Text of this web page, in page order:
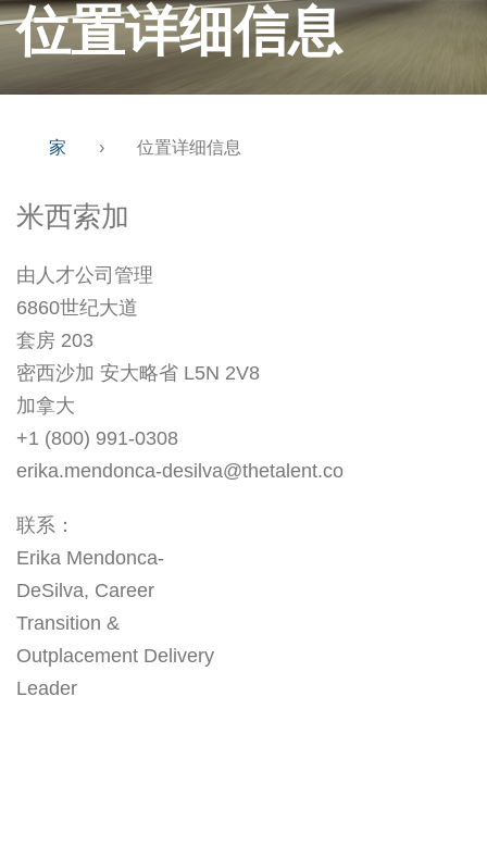
位置详细信息
家 › 位置详细信息
米西索加
由人才公司管理
6860世纪大道
套房 203
密西沙加 安大略省 L5N 2V8
加拿大
+1 (800) 991-0308
erika.mendonca-desilva@thetalent.co
联系：
Erika Mendonca-
DeSilva, Career
Transition &
Outplacement Delivery
Leader